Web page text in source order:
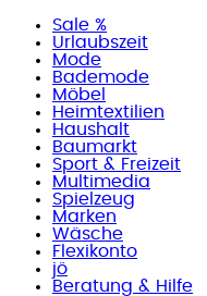
Sale %
Urlaubszeit
Mode
Bademode
Möbel
Heimtextilien
Haushalt
Baumarkt
Sport & Freizeit
Multimedia
Spielzeug
Marken
Wäsche
Flexikonto
jö
Beratung & Hilfe